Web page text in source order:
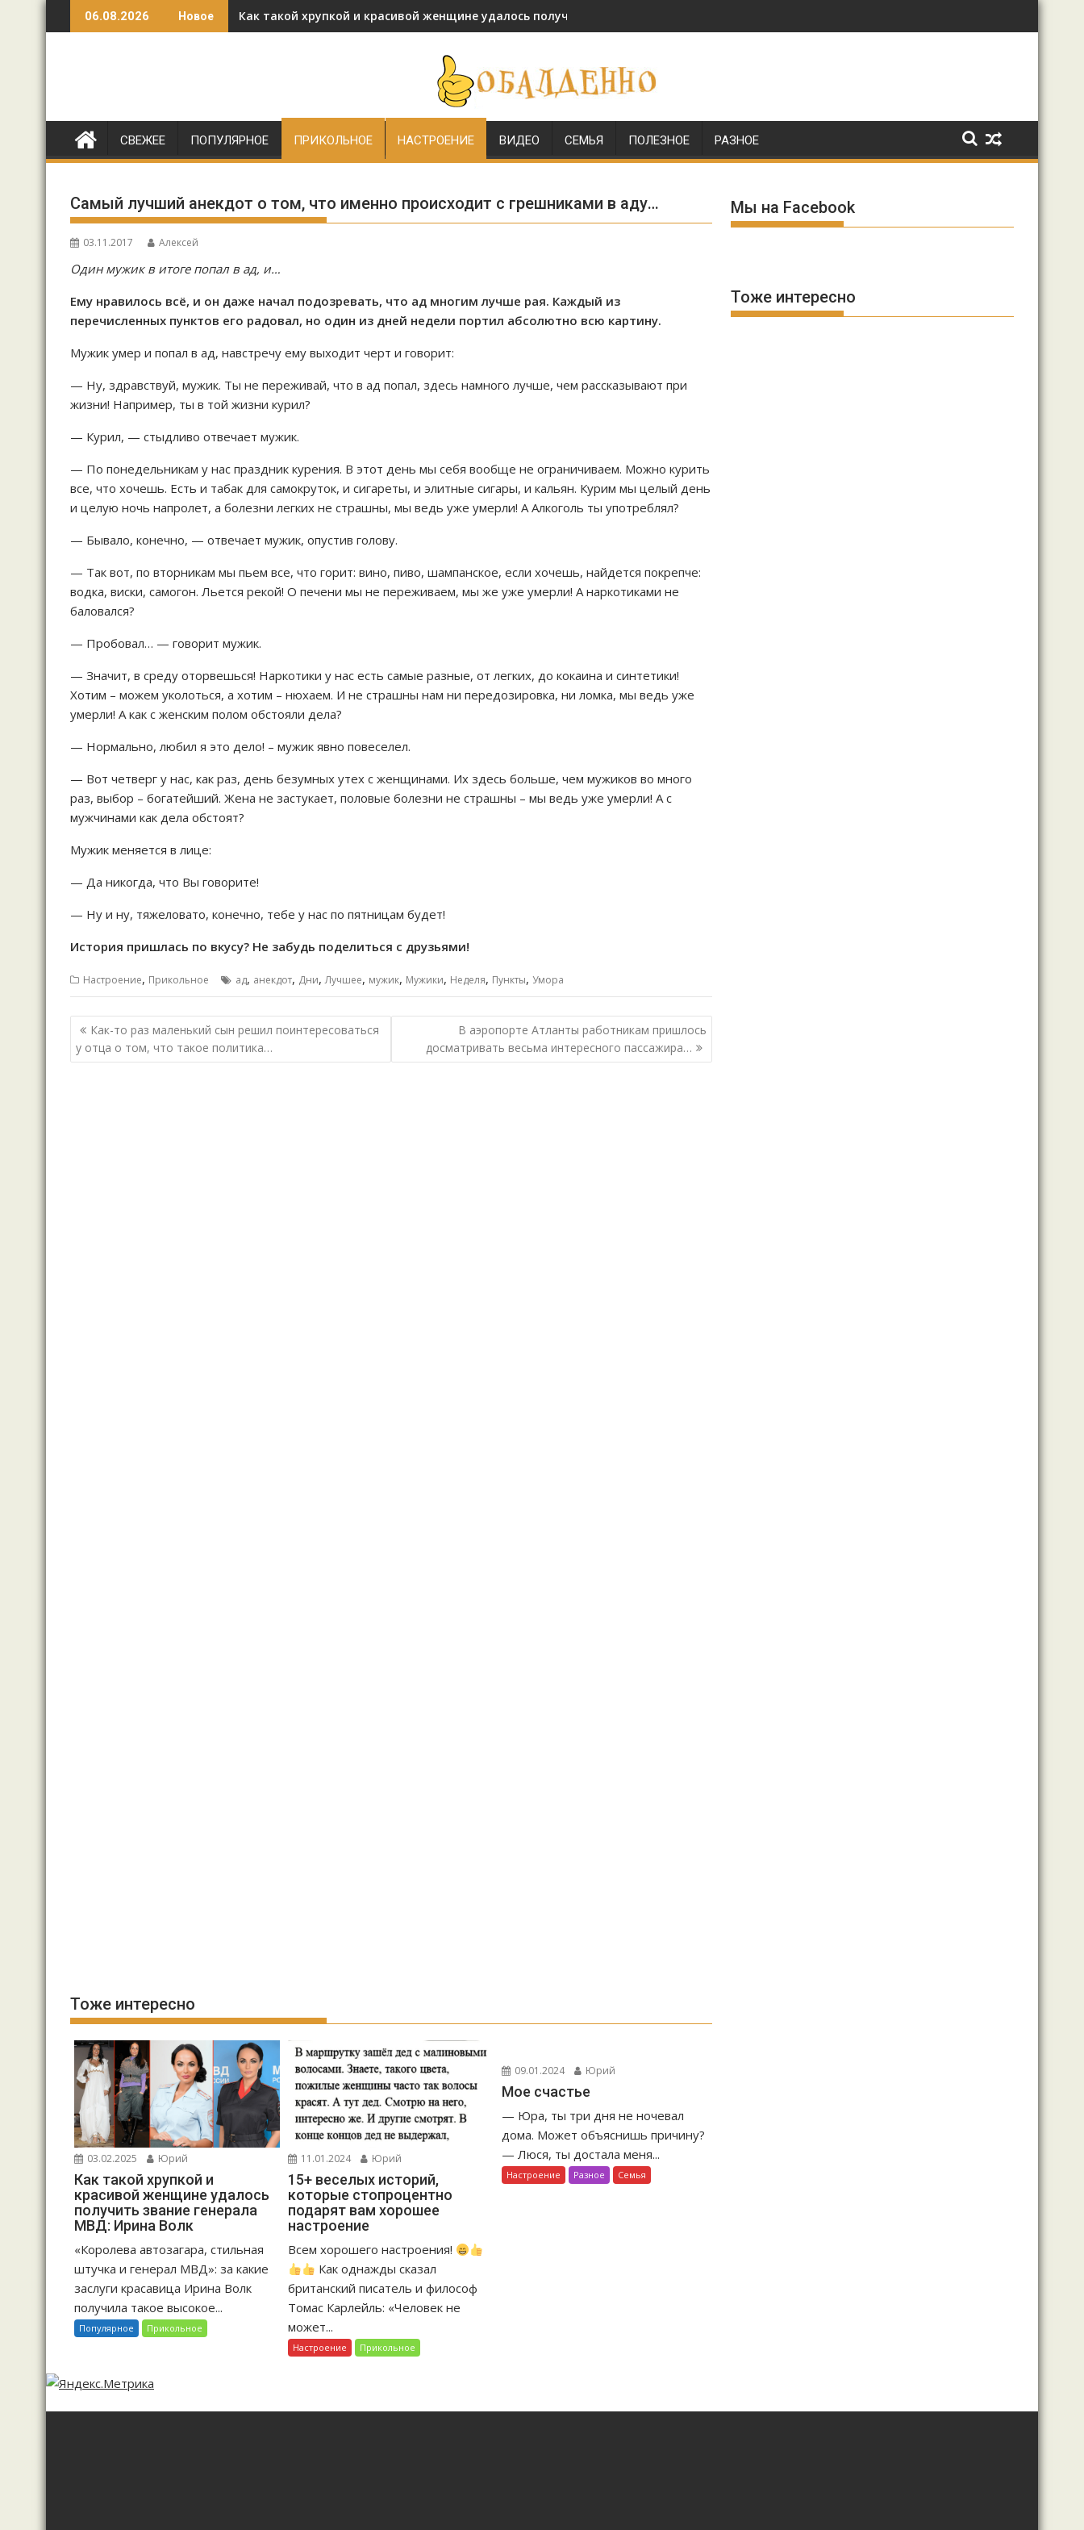
Перейти
к
06.08.2026 Новое Как такой хрупкой и красивой женщине удалось получить звание генерала МВД: Ирина Волк
СВЕЖЕЕ ПОПУЛЯРНОЕ ПРИКОЛЬНОЕ НАСТРОЕНИЕ ВИДЕО СЕМЬЯ ПОЛЕЗНОЕ РАЗНОЕ
Самый лучший анекдот о том, что именно происходит с грешниками в аду…
03.11.2017 Алексей
Один мужик в итоге попал в ад, и…
Ему нравилось всё, и он даже начал подозревать, что ад многим лучше рая. Каждый из
перечисленных пунктов его радовал, но один из дней недели портил абсолютно всю картину.
Мужик умер и попал в ад, навстречу ему выходит черт и говорит:
— Ну, здравствуй, мужик. Ты не переживай, что в ад попал, здесь намного лучше, чем рассказывают при
жизни! Например, ты в той жизни курил?
— Курил, — стыдливо отвечает мужик.
— По понедельникам у нас праздник курения. В этот день мы себя вообще не ограничиваем. Можно курить
все, что хочешь. Есть и табак для самокруток, и сигареты, и элитные сигары, и кальян. Курим мы целый день
и целую ночь напролет, а болезни легких не страшны, мы ведь уже умерли! А Алкоголь ты употреблял?
— Бывало, конечно, — отвечает мужик, опустив голову.
— Так вот, по вторникам мы пьем все, что горит: вино, пиво, шампанское, если хочешь, найдется покрепче:
водка, виски, самогон. Льется рекой! О печени мы не переживаем, мы же уже умерли! А наркотиками не
баловался?
— Пробовал… — говорит мужик.
— Значит, в среду оторвешься! Наркотики у нас есть самые разные, от легких, до кокаина и синтетики!
Хотим – можем уколоться, а хотим – нюхаем. И не страшны нам ни передозировка, ни ломка, мы ведь уже
умерли! А как с женским полом обстояли дела?
— Нормально, любил я это дело! – мужик явно повеселел.
— Вот четверг у нас, как раз, день безумных утех с женщинами. Их здесь больше, чем мужиков во много
раз, выбор – богатейший. Жена не застукает, половые болезни не страшны – мы ведь уже умерли! А с
мужчинами как дела обстоят?
Мужик меняется в лице:
— Да никогда, что Вы говорите!
— Ну и ну, тяжеловато, конечно, тебе у нас по пятницам будет!
История пришлась по вкусу? Не забудь поделиться с друзьями!
Настроение, Прикольное ад, анекдот, Дни,Лучшее, мужик, Мужики, Неделя, Пункты, Умора
Навигация
по
записям
Как-то раз маленький сын решил поинтересоваться
у отца о том, что такое политика…
В аэропорте Атланты работникам пришлось
досматривать весьма интересного пассажира…
Тоже интересно
03.02.2025 Юрий
Как такой хрупкой и
красивой женщине удалось
получить звание генерала
МВД: Ирина Волк
«Королева автозагара, стильная
штучка и генерал МВД»: за какие
заслуги красавица Ирина Волк
получила такое высокое...
Популярное Прикольное
11.01.2024 Юрий
15+ веселых историй,
которые стопроцентно
подарят вам хорошее
настроение
Всем хорошего настроения!
Как однажды сказал
британский писатель и философ
Томас Карлейль: «Человек не
может...
Настроение Прикольное
09.01.2024 Юрий
Мое счастье
— Юра, ты три дня не ночевал
дома. Может объяснишь причину?
— Люся, ты достала меня...
Настроение Разное Семья
Мы на Facebook
Тоже интересно